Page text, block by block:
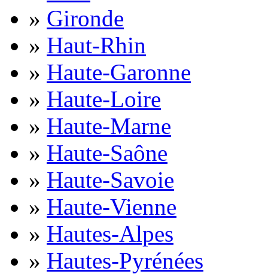
» Gironde
» Haut-Rhin
» Haute-Garonne
» Haute-Loire
» Haute-Marne
» Haute-Saône
» Haute-Savoie
» Haute-Vienne
» Hautes-Alpes
» Hautes-Pyrénées